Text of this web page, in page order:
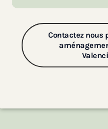
Contactez nous